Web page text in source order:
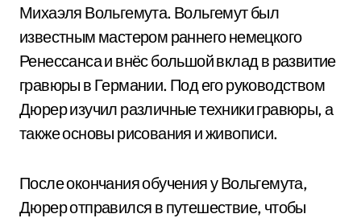
Михаэля Вольгемута. Вольгемут был
известным мастером раннего немецкого
Ренессанса и внёс большой вклад в развитие
гравюры в Германии. Под его руководством
Дюрер изучил различные техники гравюры, а
также основы рисования и живописи.
После окончания обучения у Вольгемута,
Дюрер отправился в путешествие, чтобы